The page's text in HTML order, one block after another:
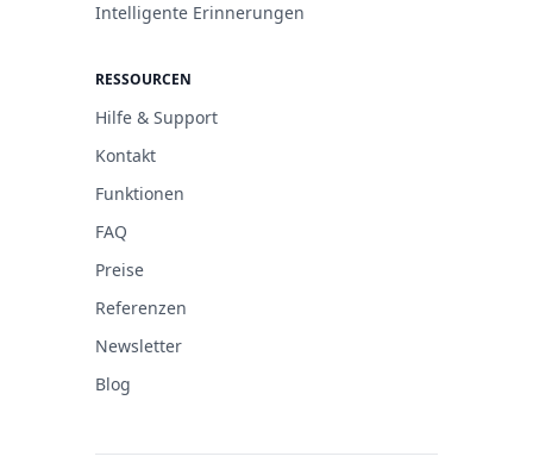
Intelligente Erinnerungen
RESSOURCEN
Hilfe & Support
Kontakt
Funktionen
FAQ
Preise
Referenzen
Newsletter
Blog